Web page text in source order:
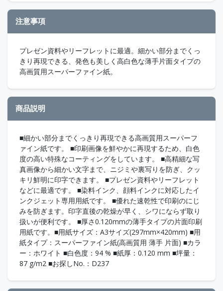
注意事項
プレゼン資料やリーフレットに最適。細かい部分までくっ
きり再現できる、発色も美しく高白色な薄手片面タイプの
高画質用スーパーファイン紙。
商品説明
■細かい部分までくっきり再現できる高画質用スーパーフ
ァイン紙です。 ■印刷画像を鮮やかに再現するため、白色
度の高い特殊なコーティングをしています。 ■高精細な写
真画像から細かい文字まで、ニジミや裏写りを防ぎ、クッ
キリ鮮明に印字できます。 ■プレゼン資料やリーフレット
などに最適です。 ■染料インク、顔料インクに対応したイ
ンクジェット専用用紙です。 ■優れた速乾性で印刷のにじ
みを防ぎます。印字直後の乾燥が早く、シワにならず取り
扱いが便利です。 ■厚さ0.120mmの薄手タイプの片面印刷
用紙です。■用紙サイズ：A3サイズ(297mm×420mm) ■用
紙タイプ：スーパーファイン紙(高画質用 薄手 片面) ■カラ
ー：ホワイト ■白色度：94 % ■紙厚：0.120 mm ■坪量：
87 g/m2 ■お探しNo.：D237